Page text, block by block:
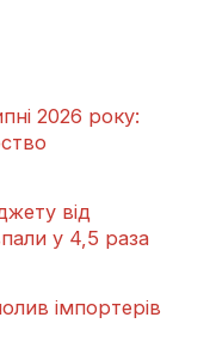
2026 року:
від
у 4,5 раза
імпортерів